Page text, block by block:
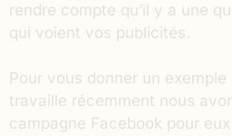
rendre compte qu’il y a une
qui voient vos publicités.
Pour vous donner un
travaille récemment nous
campagne Facebook pour